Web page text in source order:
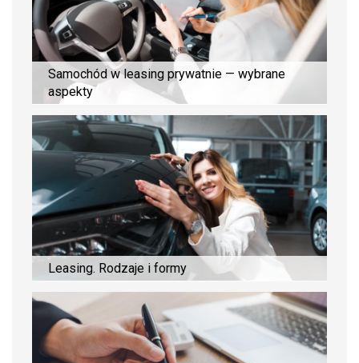
Samochód w leasing prywatnie — wybrane
aspekty
Leasing. Rodzaje i formy